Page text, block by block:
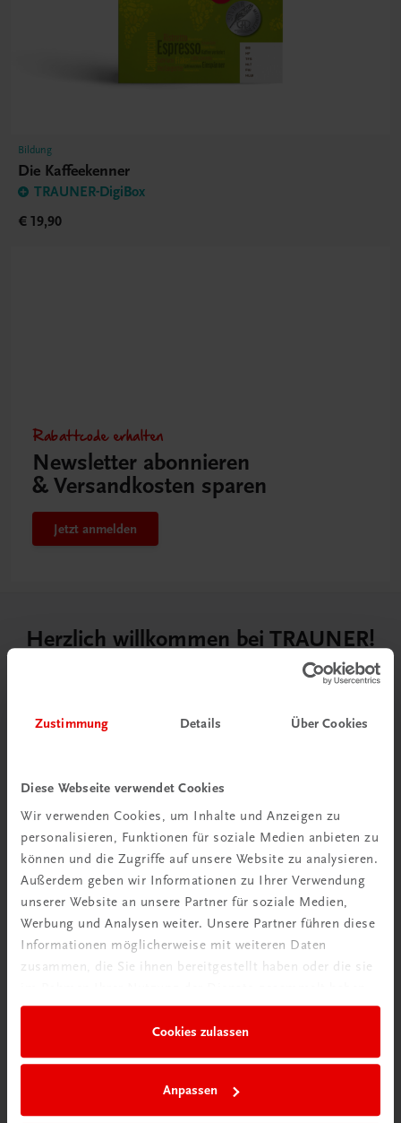
Zustimmung Details Über Cookies
Diese Webseite verwendet Cookies
Wir verwenden Cookies, um Inhalte und Anzeigen zu
personalisieren, Funktionen für soziale Medien anbieten zu
können und die Zugriffe auf unsere Website zu analysieren.
Außerdem geben wir Informationen zu Ihrer Verwendung
unserer Website an unsere Partner für soziale Medien,
Werbung und Analysen weiter. Unsere Partner führen diese
Informationen möglicherweise mit weiteren Daten
zusammen, die Sie ihnen bereitgestellt haben oder die sie
Cookies zulassen
Anpassen
Bildung
Die Kaffeekenner
TRAUNER-DigiBox
€ 19,90
Rabattcode erhalten
Newsletter abonnieren
& Versandkosten sparen
Jetzt anmelden
Herzlich willkommen bei TRAUNER!
Wir sind ein österreichisches Familienunternehmen mit
75 Mitarbeiterinnen und Mitarbeitern, die eines verbindet:
Begeisterung für unsere Produkte.
mehr erfahren
TRAUNER Verlag + Buchservice GmbH
Köglstraße 14 | 4020 Linz
buchservice@trauner.at
WhatsApp:+43 664 88 58 69 41